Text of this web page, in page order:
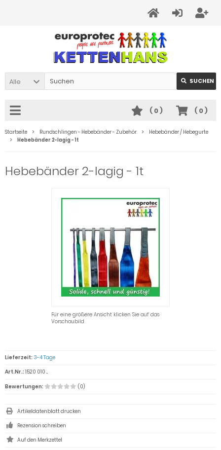
Alle SUCHEN
( 0)
( 0)
Startseite Rundschlingen - Hebebänder - Zubehör
Hebebänder / Hebegurte
Hebebänder 2-lagig - 1t
Hebebänder 2-lagig - 1t
Für eine größere Ansicht klicken Sie auf das
Vorschaubild
Lieferzeit: 3-4 Tage
Art.Nr.: 1520 010 ...
Bewertungen:
(0)
Artikeldatenblatt drucken
Rezension schreiben